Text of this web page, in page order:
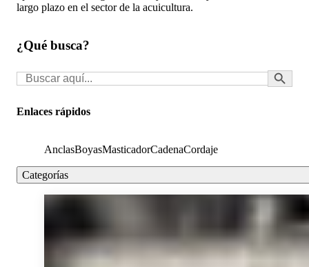
largo plazo en el sector de la acuicultura.
¿Qué busca?
Buscar:
Botón de
Enlaces rápidos
AnclasBoyasMasticadorCadenaCordaje
Categorías